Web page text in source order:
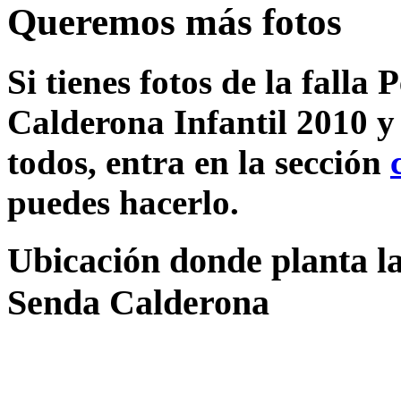
Queremos más fotos
Si tienes fotos de la falla
Calderona Infantil 2010
todos, entra en la sección
puedes hacerlo.
Ubicación donde planta
Senda Calderona